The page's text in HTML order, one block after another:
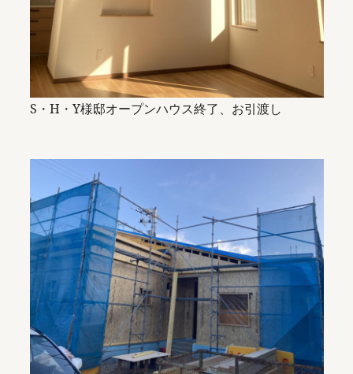
S・H・Y様邸オープンハウス終了、お引渡し